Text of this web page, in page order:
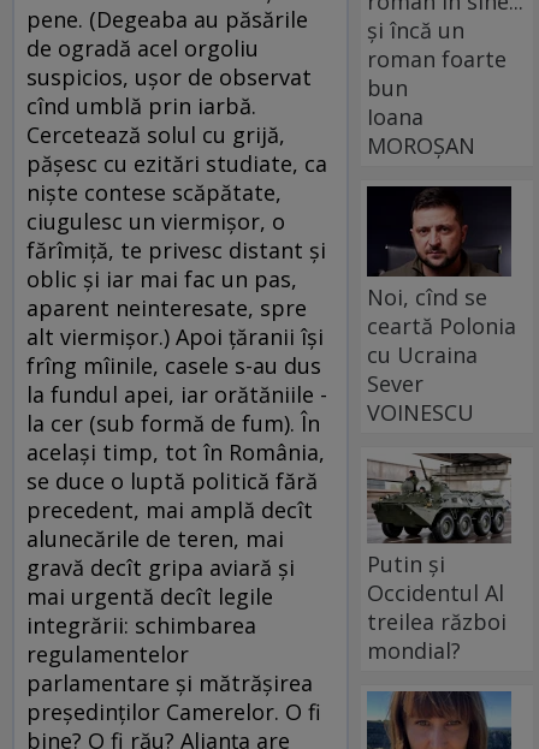
pene. (Degeaba au păsările
de ogradă acel orgoliu
suspicios, uşor de observat
cînd umblă prin iarbă.
Cercetează solul cu grijă,
păşesc cu ezitări studiate, ca
nişte contese scăpătate,
ciugulesc un viermişor, o
fărîmiţă, te privesc distant şi
oblic şi iar mai fac un pas,
aparent neinteresate, spre
alt viermişor.) Apoi ţăranii îşi
frîng mîinile, casele s-au dus
la fundul apei, iar orătăniile -
la cer (sub formă de fum). În
acelaşi timp, tot în România,
se duce o luptă politică fără
precedent, mai amplă decît
alunecările de teren, mai
gravă decît gripa aviară şi
mai urgentă decît legile
integrării: schimbarea
regulamentelor
parlamentare şi mătrăşirea
preşedinţilor Camerelor. O fi
bine? O fi rău? Alianţa are
și încă un
roman foarte
bun
Ioana
MOROȘAN
Noi, cînd se
ceartă Polonia
cu Ucraina
Sever
VOINESCU
Putin și
Occidentul Al
treilea război
mondial?